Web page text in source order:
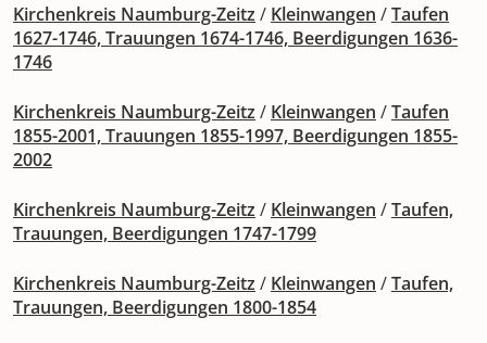
Kirchenkreis Naumburg-Zeitz / Kleinwangen /Taufen
1627-1746, Trauungen 1674-1746, Beerdigungen 1636-
1746
Kirchenkreis Naumburg-Zeitz / Kleinwangen /Taufen
1855-2001, Trauungen 1855-1997, Beerdigungen 1855-
2002
Kirchenkreis Naumburg-Zeitz / Kleinwangen /Taufen,
Trauungen, Beerdigungen 1747-1799
Kirchenkreis Naumburg-Zeitz / Kleinwangen /Taufen,
Trauungen, Beerdigungen 1800-1854